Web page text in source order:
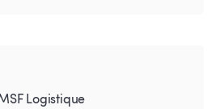
Logistique